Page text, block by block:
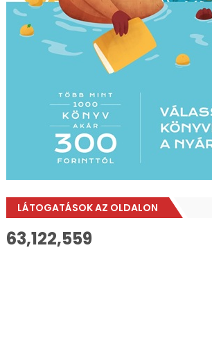
LÁTOGATÁSOK AZ OLDALON
63,122,559